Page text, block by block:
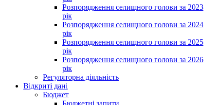
Розпорядження селищного голови за 2023
рік
Розпорядження селищного голови за 2024
рік
Розпорядження селищного голови за 2025
рік
Розпорядження селищного голови за 2026
рік
Регуляторна діяльність
Відкриті дані
Бюджет
Бюджетні запити